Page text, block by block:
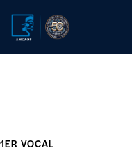
1ER VOCAL